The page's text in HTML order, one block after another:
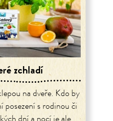
zchladí
na dveře. Kdo by
posezení s rodinou či